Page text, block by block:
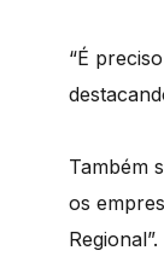
“É
Também
os
Regional”.